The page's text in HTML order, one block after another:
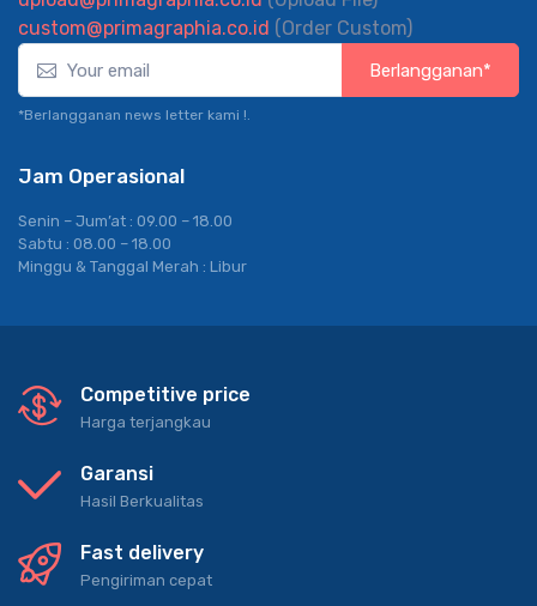
custom@primagraphia.co.id (Order Custom)
Berlangganan*
*Berlangganan news letter kami !.
Jam Operasional
Senin – Jum’at : 09.00 – 18.00
Sabtu : 08.00 – 18.00
Minggu & Tanggal Merah : Libur
Competitive price
Harga terjangkau
Garansi
Hasil Berkualitas
Fast delivery
Pengiriman cepat